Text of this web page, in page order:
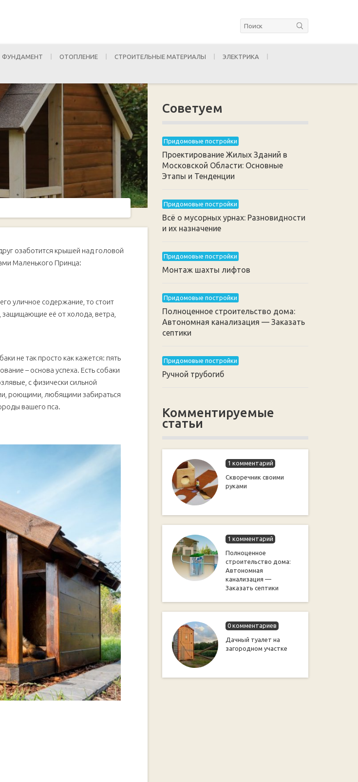
ФУНДАМЕНТ ОТОПЛЕНИЕ СТРОИТЕЛЬНЫЕ МАТЕРИАЛЫ ЭЛЕКТРИКА
озаботится крышей над головой
Маленького Принца:
уличное содержание, то стоит
защищающие её от холода, ветра,
не так просто как кажется: пять
– основа успеха. Есть собаки
с физически сильной
роющими, любящими забираться
вашего пса.
Советуем
Придомовые постройки
Проектирование Жилых Зданий в
Московской Области: Основные
Этапы и Тенденции
Придомовые постройки
Всё о мусорных урнах: Разновидности
и их назначение
Придомовые постройки
Монтаж шахты лифтов
Придомовые постройки
Полноценное строительство дома:
Автономная канализация — Заказать
септики
Придомовые постройки
Ручной трубогиб
Комментируемые
статьи
1 комментарий
Cкворечник своими
руками
1 комментарий
Полноценное
строительство дома:
Автономная
канализация —
Заказать септики
0 комментариев
Дачный туалет на
загородном участке